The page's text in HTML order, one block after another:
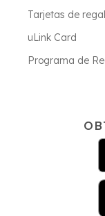
Tarjetas de
uLink Card
Programa de